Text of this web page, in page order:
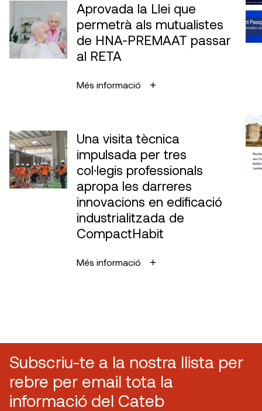
Aprovada la Llei que
permetrà als mutualistes
de HNA-PREMAAT passar
al RETA
Més informació
Una visita tècnica
impulsada per tres
col·legis professionals
apropa les darreres
innovacions en edificació
industrialitzada de
CompactHabit
Més informació
Subscriu-te a la nostra llista per
rebre per email tota la
informació del Cateb